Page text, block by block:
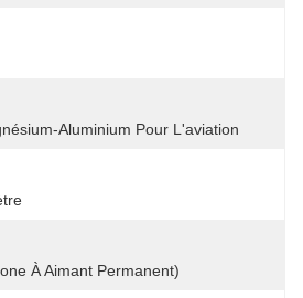
Aluminium Pour L'aviation
À Aimant Permanent)